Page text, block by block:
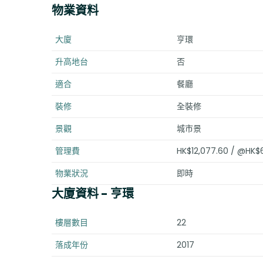
物業資料
大廈
亨環
升高地台
否
適合
餐廳
裝修
全裝修
景觀
城市景
管理費
HK$12,077.60 /
物業狀況
即時
大廈資料- 亨環
樓層數目
22
落成年份
2017